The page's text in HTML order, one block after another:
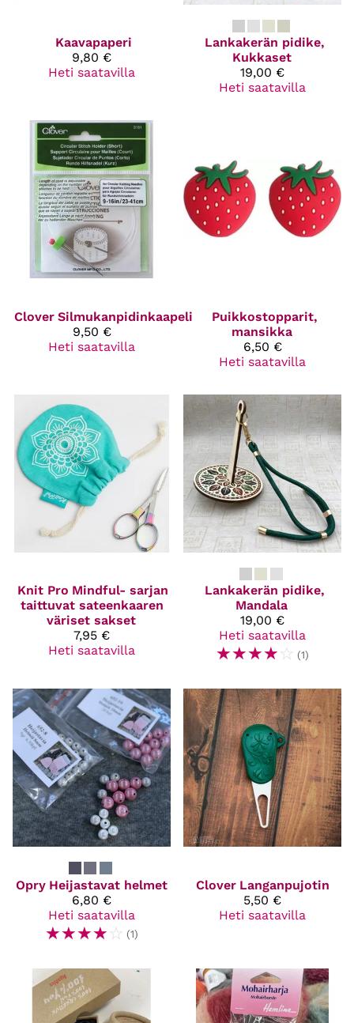
Kaavapaperi
9,80 €
Heti saatavilla
Lankakerän pidike,
Kukkaset
19,00 €
Heti saatavilla
Clover Silmukanpidinkaapeli
9,50 €
Heti saatavilla
Puikkostopparit,
mansikka
6,50 €
Heti saatavilla
Knit Pro Mindful- sarjan
taittuvat sateenkaaren
väriset sakset
7,95 €
Heti saatavilla
Lankakerän pidike,
Mandala
19,00 €
Heti saatavilla
☆☆☆☆☆ (1)
Opry Heijastavat helmet
6,80 €
Heti saatavilla
☆☆☆☆☆ (1)
Clover Langanpujotin
5,50 €
Heti saatavilla